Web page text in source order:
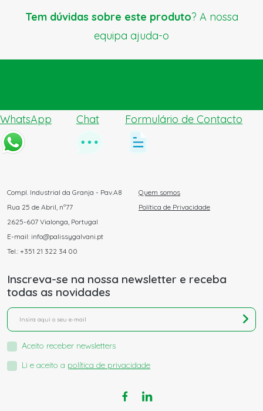
Tem dúvidas sobre este produto? A nossa
equipa ajuda-o
WhatsApp Chat Formulário de Contacto
Compl. Industrial da Granja - Pav.A8
Rua 25 de Abril, nº77
2625-607 Vialonga, Portugal
E-mail: info@palissygalvani.pt
Tel.: +351 21 322 34 00
Quem somos
Política de Privacidade
Inscreva-se na nossa newsletter e receba
todas as novidades
Aceito receber newsletters
Li e aceito a política de privacidade